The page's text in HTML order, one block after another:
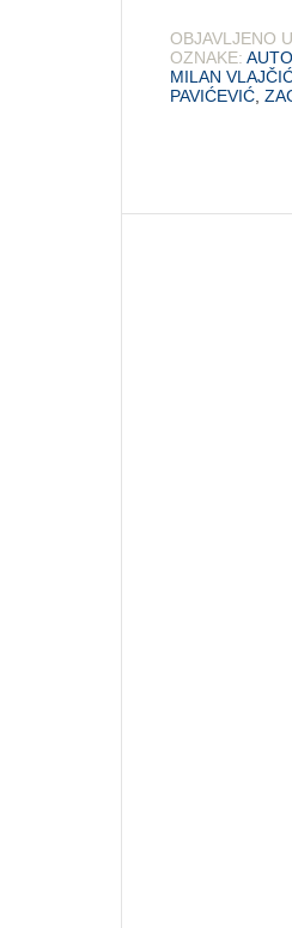
OBJAVLJENO
OZNAKE:
MILAN
PAVIĆEVIĆ